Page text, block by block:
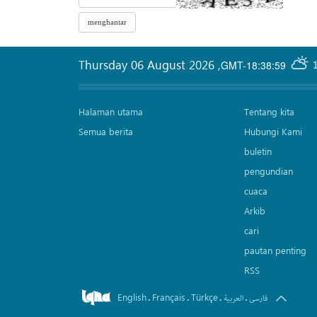
GMT-18:38:59
Thursday 06 August 2026 ,
Halaman utama
Semua berita
Tentang kita
Hubungi Kami
buletin
pengundian
cuaca
Arkib
cari
pautan penting
RSS
English. Français.Türkçe. العربیة.فارسی